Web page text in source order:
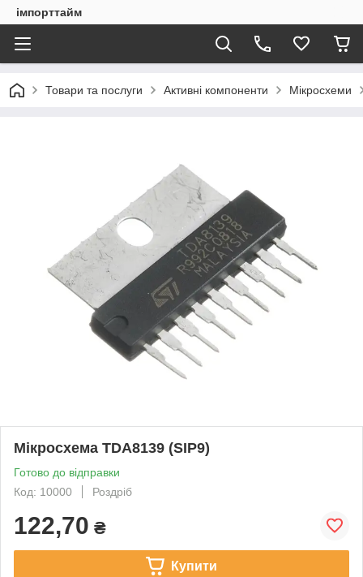
імпорттайм
Товари та послуги Активні компоненти Мікросхеми
Мікросхема TDA8139 (SIP9)
Готово до відправки
Код: 10000
Роздріб
122,70 ₴
Купити